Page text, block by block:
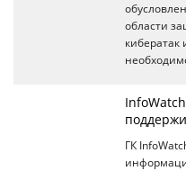
области
кибератак
ГК